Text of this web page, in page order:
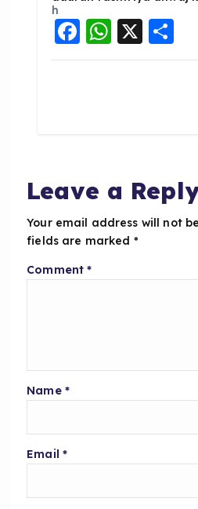
F
a
o
k
W
h
p
X S
h
Leave a
Your email address will not
fields are marked *
Comment*
Name *
Email *